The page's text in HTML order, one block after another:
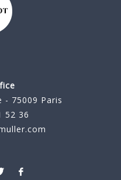
- 75009 Paris
52 36